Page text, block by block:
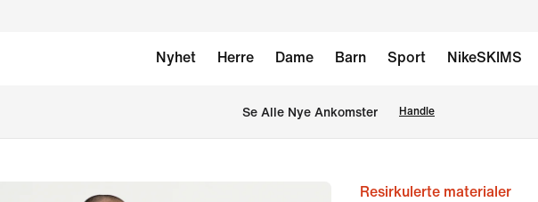
Nyhet Herre Dame Barn Sport NikeSKIMS
Se Alle Nye Ankomster Handle
bildeResirkulerte materialer